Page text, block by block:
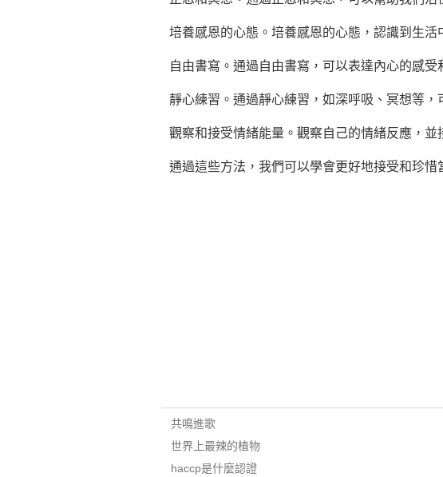
培養感恩的心態。培養感恩的心態，認識到生
自由書寫。通過自由書寫，可以表達內心的感
靜心練習。通過靜心練習，如深呼吸、冥想等
觀察和接受情緒能量。觀察自己的情緒反應，
通過這些方法，我們可以學會更好地接受和珍惜
共鳴進歌
世界上最辣的植物
haccp是什麼認證